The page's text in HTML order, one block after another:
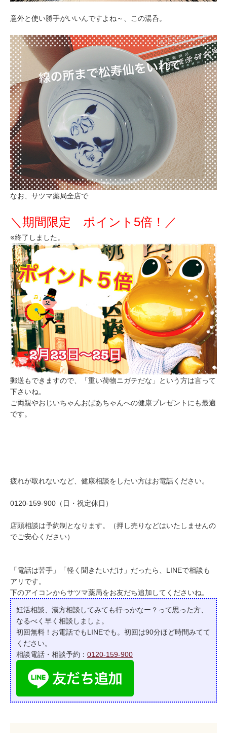
意外と使い勝手がいいんですよね～、この湯呑。
なお、サツマ薬局全店で
＼期間限定 ポイント5倍！／
※終了しました。
郵送もできますので、「重い荷物ニガテだな」という方は言って
下さいね。
ご両親やおじいちゃんおばあちゃんへの健康プレゼントにも最適
です。
疲れが取れないなど、健康相談をしたい方はお電話ください。
0120-159-900（日・祝定休日）
店頭相談は予約制となります。（押し売りなどはいたしませんの
でご安心ください）
「電話は苦手」「軽く聞きたいだけ」だったら、LINEで相談も
アリです。
下のアイコンからサツマ薬局をお友だち追加してくださいね。
妊活相談、漢方相談してみても行っかなー？って思った方、
なるべく早く相談しましょ。
初回無料！お電話でもLINEでも。初回は90分ほど時間みてて
ください。
相談電話・相談予約： 0120-159-900